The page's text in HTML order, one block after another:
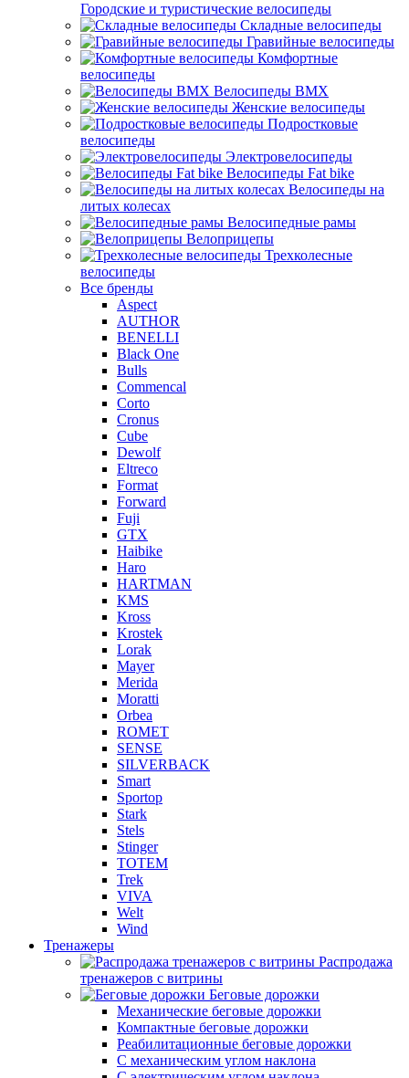
Городские и туристические велосипеды
Складные велосипеды
Гравийные велосипеды
Комфортные
велосипеды
Велосипеды BMX
Женские велосипеды
Подростковые
велосипеды
Электровелосипеды
Велосипеды Fat bike
Велосипеды на
литых колесах
Велосипедные рамы
Велоприцепы
Трехколесные
велосипеды
Все бренды
Aspect
AUTHOR
BENELLI
Black One
Bulls
Commencal
Corto
Cronus
Cube
Dewolf
Eltreco
Format
Forward
Fuji
GTX
Haibike
Haro
HARTMAN
KMS
Kross
Krostek
Lorak
Mayer
Merida
Moratti
Orbea
ROMET
SENSE
SILVERBACK
Smart
Sportop
Stark
Stels
Stinger
TOTEM
Trek
VIVA
Welt
Wind
Тренажеры
Распродажа
тренажеров с витрины
Беговые дорожки
Механические беговые дорожки
Компактные беговые дорожки
Реабилитационные беговые дорожки
С механическим углом наклона